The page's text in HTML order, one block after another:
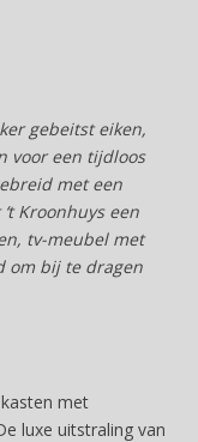
gebeitst eiken,
voor een tijdloos
met een
Kroonhuys een
tv-meubel met
om bij te dragen
met
luxe uitstraling van